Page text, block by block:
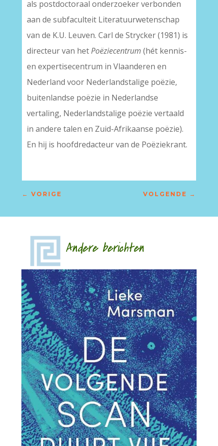
als postdoctoraal onderzoeker verbonden
aan de subfaculteit Literatuurwetenschap
van de K.U. Leuven. Carl de Strycker (1981) is
directeur van hetPoëziecentrum (hét kennis-
en expertisecentrum in Vlaanderen en
Nederland voor Nederlandstalige poëzie,
buitenlandse poëzie in Nederlandse
vertaling, Nederlandstalige poëzie vertaald
in andere talen en Zuid-Afrikaanse poëzie).
En hij is hoofdredacteur van de Poëziekrant.
← VORIGE VOLGENDE →
Andere berichten